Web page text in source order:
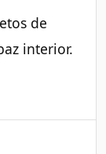
de
interior.